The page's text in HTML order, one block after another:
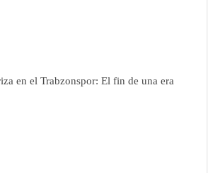
en el Trabzonspor: El fin de una era